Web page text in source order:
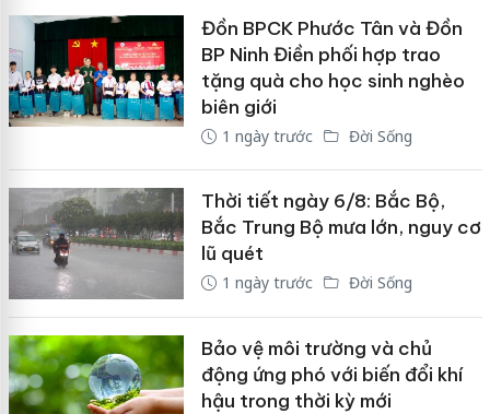
Đồn BPCK Phước Tân và Đồn
BP Ninh Điền phối hợp trao
tặng quà cho học sinh nghèo
biên giới
1 ngày trước Đời Sống
Thời tiết ngày 6/8: Bắc Bộ,
Bắc Trung Bộ mưa lớn, nguy cơ
lũ quét
1 ngày trước Đời Sống
Bảo vệ môi trường và chủ
động ứng phó với biến đổi khí
hậu trong thời kỳ mới